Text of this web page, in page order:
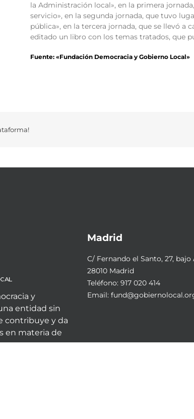
la Administración local», en la primera
servicio», en la segunda jornada, que tuvo
pública», en la tercera jornada, que se llevó a
editado un libro con los temas tratados, que
Fuente: «Fundación Democracia y Gobierno Local»
y
entidad sin
contribuye y da
en materia de
Madrid
C/ Fernando el Santo, 27, bajo
28010 Madrid
Teléfono: 917 020 414
Email: